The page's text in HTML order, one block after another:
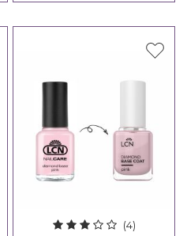
(4)